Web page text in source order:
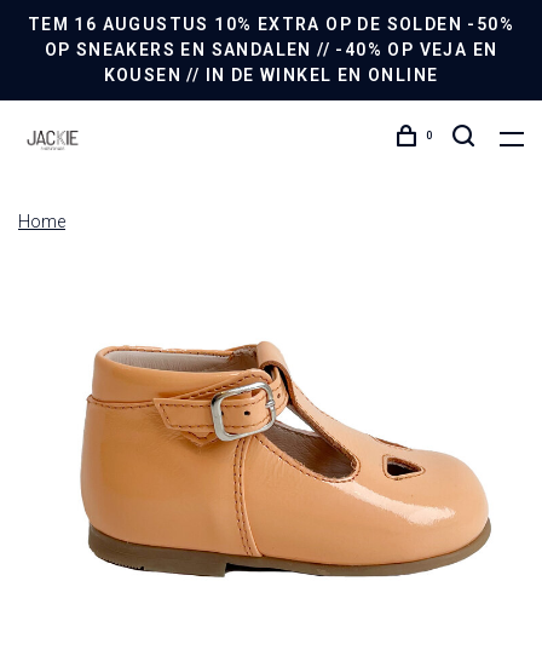
TEM 16 AUGUSTUS 10% EXTRA OP DE SOLDEN -50%
OP SNEAKERS EN SANDALEN // -40% OP VEJA EN
KOUSEN // IN DE WINKEL EN ONLINE
0
Home